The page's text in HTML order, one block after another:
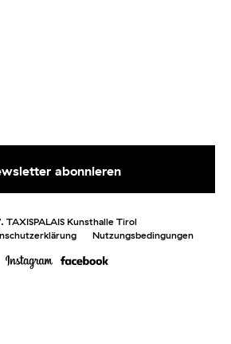
TAXISPALAIS Kunsthalle Tirol
Nutzungsbedingungen